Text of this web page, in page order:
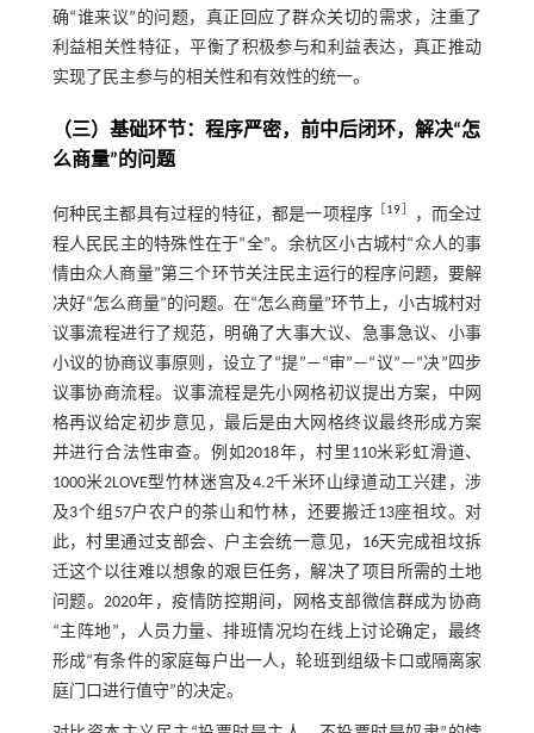
确“谁来议”的问题，真正回应了群众关切的需求，注重了
利益相关性特征，平衡了积极参与和利益表达，真正推动
实现了民主参与的相关性和有效性的统一。
（三）基础环节：程序严密，前中后闭环，解决“怎
么商量”的问题
何种民主都具有过程的特征，都是一项程序 19
，而全过
程人民民主的特殊性在于“全”。余杭区小古城村“众人的事
情由众人商量”第三个环节关注民主运行的程序问题，要解
决好“怎么商量”的问题。在“怎么商量”环节上，小古城村对
议事流程进行了规范，明确了大事大议、急事急议、小事
小议的协商议事原则，设立了“提”—“审”—“议”—“决”四步
议事协商流程。议事流程是先小网格初议提出方案，中网
格再议给定初步意见，最后是由大网格终议最终形成方案
并进行合法性审查。例如2018年，村里110米彩虹滑道、
1000米2LOVE型竹林迷宫及4.2千米环山绿道动工兴建，涉
及3个组57户农户的茶山和竹林，还要搬迁13座祖坟。对
此，村里通过支部会、户主会统一意见，16天完成祖坟拆
迁这个以往难以想象的艰巨任务，解决了项目所需的土地
问题。2020年，疫情防控期间，网格支部微信群成为协商
“主阵地”，人员力量、排班情况均在线上讨论确定，最终
形成“有条件的家庭每户出一人，轮班到组级卡口或隔离家
庭门口进行值守”的决定。